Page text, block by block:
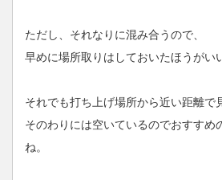
ただし、それなりに混み合うので、
早めに場所取りはしておいたほうがい
それでも打ち上げ場所から近い距離で
そのわりには空いているのでおすすめ
ね。